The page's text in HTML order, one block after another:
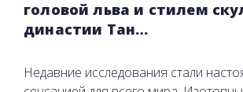
головой льва и стилем
династии Тан…
Недавние исследования стали